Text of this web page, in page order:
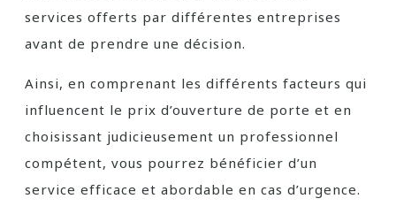
services offerts par différentes entreprises
avant de prendre une décision.
Ainsi, en comprenant les différents facteurs qui
influencent le prix d’ouverture de porte et en
choisissant judicieusement un professionnel
compétent, vous pourrez bénéficier d’un
service efficace et abordable en cas d’urgence.